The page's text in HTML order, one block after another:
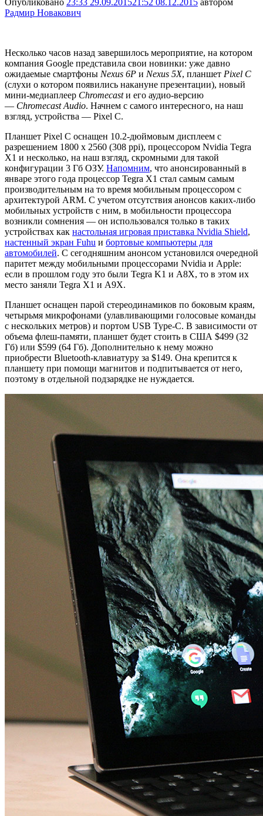
Радмир Новакович
Несколько часов назад завершилось мероприятие, на котором
компания Google представила свои новинки: уже давно
ожидаемые смартфоны Nexus 6P и Nexus 5X, планшет Pixel C
(слухи о котором появились накануне презентации), новый
мини-медиаплеер Chromecastи его аудио-версию
— Chromecast Audio. Начнем с самого интересного, на наш
взгляд, устройства — Pixel C.
Планшет Pixel C оснащен 10.2-дюймовым дисплеем с
разрешением 1800 x 2560 (308 ppi), процессором Nvidia Tegra
X1 и несколько, на наш взгляд, скромными для такой
конфигурации 3 Гб ОЗУ. Напомним, что анонсированный в
январе этого года процессор Tegra X1 стал самым самым
производительным на то время мобильным процессором с
архитектурой ARM. С учетом отсутствия анонсов каких-либо
мобильных устройств с ним, в мобильности процессора
возникли сомнения — он использовался только в таких
устройствах как настольная игровая приставка Nvidia Shield,
настенный экран Fuhu и бортовые компьютеры для
автомобилей. С сегодняшним анонсом установился очередной
паритет между мобильными процессорами Nvidia и Apple:
если в прошлом году это были Tegra K1 и A8X, то в этом их
место заняли Tegra X1 и A9X.
Планшет оснащен парой стереодинамиков по боковым краям,
четырьмя микрофонами (улавливающими голосовые команды
с нескольких метров) и портом USB Type-C. В зависимости от
объема флеш-памяти, планшет будет стоить в США $499 (32
Гб) или $599 (64 Гб). Дополнительно к нему можно
приобрести Bluetooth-клавиатуру за $149. Она крепится к
планшету при помощи магнитов и подпитывается от него,
поэтому в отдельной подзарядке не нуждается.